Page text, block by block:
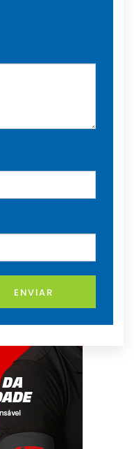
ENVIAR